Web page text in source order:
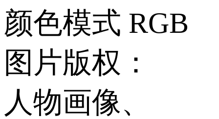
颜色模式 RGB
图片版权：
人物画像、